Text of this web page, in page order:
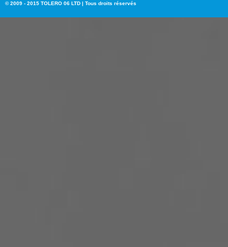
© 2009 - 2015 TOLERO 06 LTD | Tous droits réservés